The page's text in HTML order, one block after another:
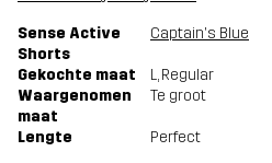
Sense Active
Shorts
Captain's Blue
Gekochte maat L, Regular
Waargenomen
maat
Te groot
Lengte Perfect